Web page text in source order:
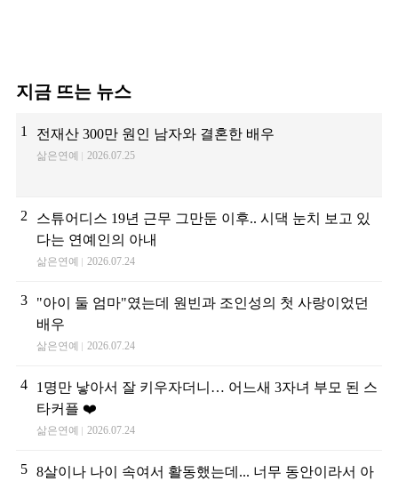
지금 뜨는 뉴스
1 전재산 300만 원인 남자와 결혼한 배우
삶은연예 2026.07.25
2
스튜어디스 19년 근무 그만둔 이후.. 시댁 눈치 보고 있
다는 연예인의 아내
삶은연예 2026.07.24
3
"아이 둘 엄마"였는데 원빈과 조인성의 첫 사랑이었던
배우
삶은연예 2026.07.24
4
1명만 낳아서 잘 키우자더니… 어느새 3자녀 부모 된 스
타커플 ❤️
삶은연예 2026.07.24
5 8살이나 나이 속여서 활동했는데... 너무 동안이라서 아